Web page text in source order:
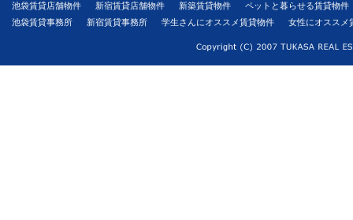
池袋賃貸店舗物件 新宿賃貸店舗物件 新築賃貸物件
ペットと暮らせる賃貸物件
池袋賃貸事務所
新宿賃貸事務所 学生さんにオススメ賃貸物件 女性にオススメ